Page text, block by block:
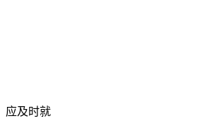
应及时就